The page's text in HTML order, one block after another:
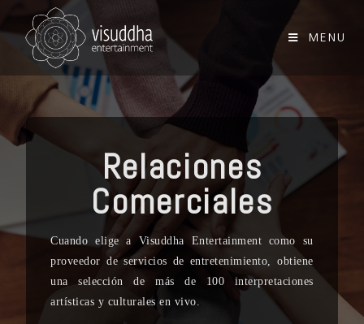
MENU
Relaciones
Comerciales
Cuando elige a Visuddha Entertainment como su
proveedor de servicios de entretenimiento, obtiene
una selección de más de 100 interpretaciones
artísticas y culturales en vivo.